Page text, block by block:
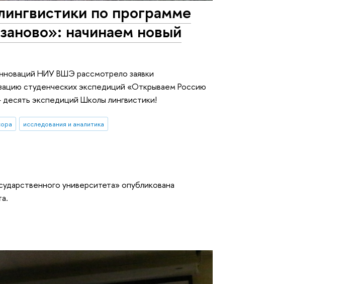
по программе
начинаем новый
НИУ ВШЭ рассмотрело заявки
студенческих экспедиций «Открываем Россию
экспедиций Школы лингвистики!
исследования и аналитика
университета» опубликована